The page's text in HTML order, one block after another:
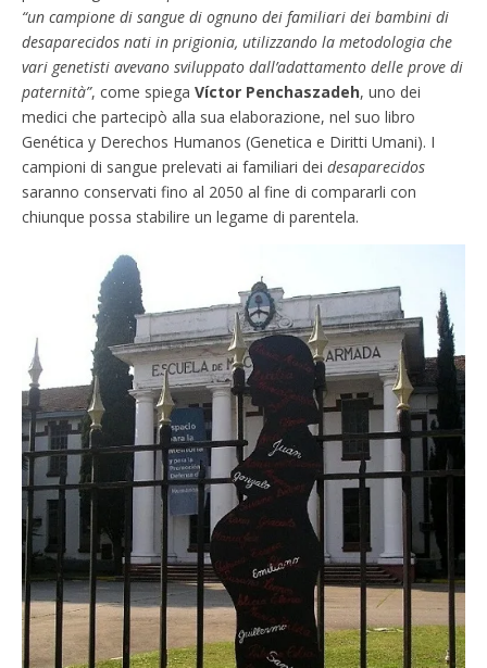
“un campione di sangue di ognuno dei familiari dei bambini di
desaparecidos nati in prigionia, utilizzando la metodologia che
vari genetisti avevano sviluppato dall’adattamento delle prove di
paternità”, come spiega Víctor Penchaszadeh, uno dei
medici che partecipò alla sua elaborazione, nel suo libro
Genética y Derechos Humanos (Genetica e Diritti Umani). I
campioni di sangue prelevati ai familiari dei desaparecidos
saranno conservati fino al 2050 al fine di compararli con
chiunque possa stabilire un legame di parentela.